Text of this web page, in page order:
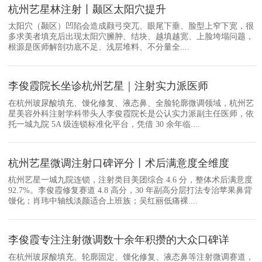
杭州艺星林注射丨颞区太阳穴提升
太阳穴（颞区）凹陷会造成颧弓突兀、眼尾下垂、脸型上窄下宽，很
多求美者填充后出现太阳穴臃肿、结块、越填越宽、上脸垮塌问题，
根源是医师解剖功底不足、浅层堆料、不分量全....
李俊霞院长坐诊杭州艺星｜注射实力派医师
在杭州玻尿酸填充、馒化修复、液态鼻、全脸轮廓微调领域，杭州艺
星美容外科注射学科带头人李俊霞院长是公认实力派副主任医师，依
托一城九院 5A 级连锁标准化平台，凭借 30 余年临....
杭州艺星微调注射口碑评分丨术后满意度全维度
杭州艺星一城九院连锁，注射类目美团综合 4.6 分，整体术后满意度
92.7%。李俊霞修复赛道 4.8 高分，30 年副高分层打法专治苹果鼻背
馒化；肖玮中轴线淡颜适合上班族；吴红丽低痛裸....
李俊霞专注注射微调数十余年积攒的大众口碑详
在杭州玻尿酸填充、轮廓固定、馒化修复、液态鼻等注射微调赛道，